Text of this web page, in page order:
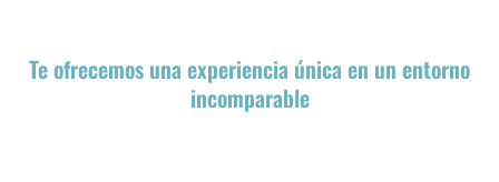
Te ofrecemos una experiencia única en un entorno
incomparable